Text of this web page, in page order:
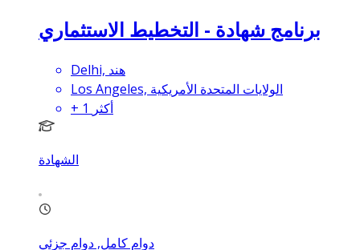
برنامج شهادة - التخطيط الاستثماري
Delhi, هند
Los Angeles, الولايات المتحدة الأمريكية
+ 1 أكثر
الشهادة
دوام كامل, دوام جزئي